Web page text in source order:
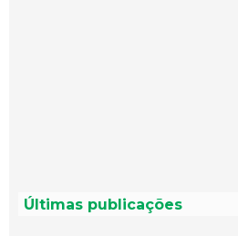
Últimas publicações